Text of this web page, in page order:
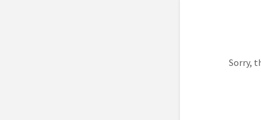
Sorry,